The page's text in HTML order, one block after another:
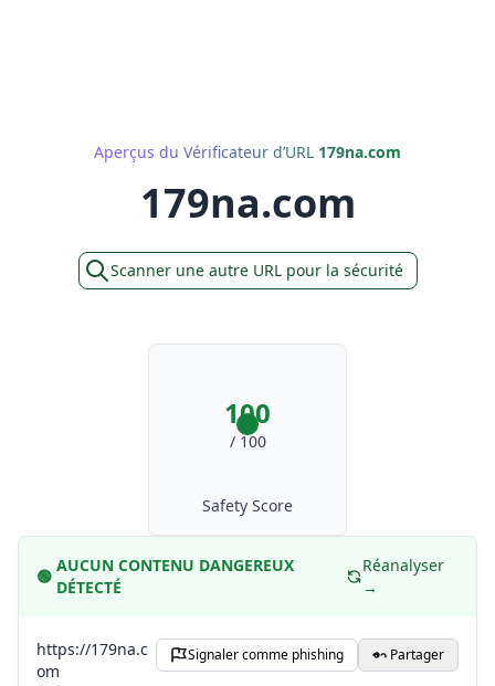
Aperçus du Vérificateur d’URL 179na.com
179na.com
Scanner une autre URL pour la sécurité
100
/ 100
Safety Score
🟢
AUCUN CONTENU DANGEREUX
DÉTECTÉ
Réanalyser
→
https://179na.c
om
Signaler comme phishing Partager